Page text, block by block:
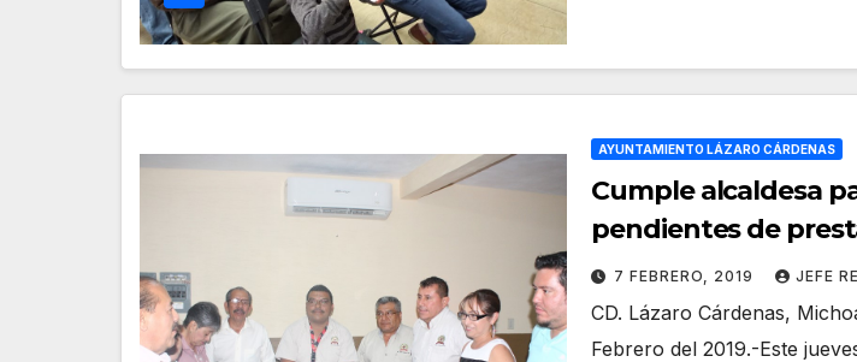
AYUNTAMIENTO LÁZARO CÁRDENAS
Cumple alcaldesa
pendientes de
que adeudaban de
administraciones
Sindicato
7 FEBRERO, 2019 JEFE
CD. Lázaro Cárdenas,
Febrero del 2019.-Este